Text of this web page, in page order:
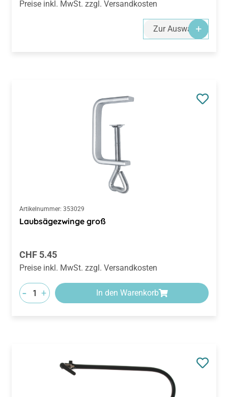
Preise inkl. MwSt. zzgl. Versandkosten
Zur Auswahl
Artikelnummer: 353029
Laubsägezwinge groß
Regulärer Preis:
CHF 5.45
Preise inkl. MwSt. zzgl. Versandkosten
- + In den Warenkorb